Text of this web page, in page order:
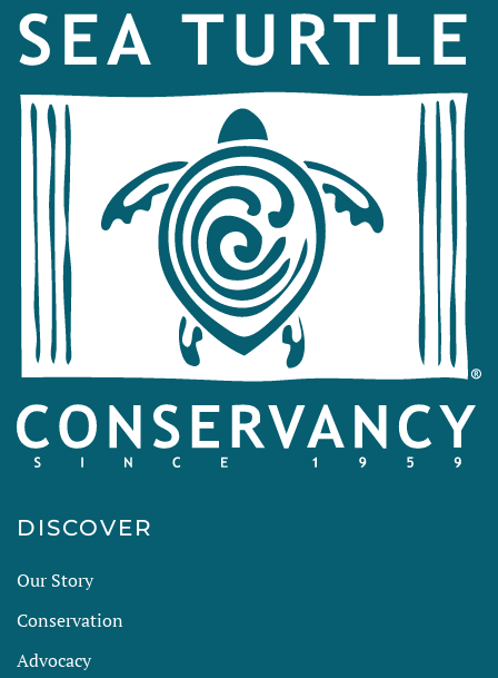
DISCOVER
Our Story
Conservation
Advocacy